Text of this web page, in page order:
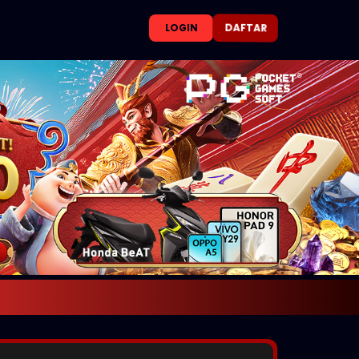
LOGIN DAFTAR